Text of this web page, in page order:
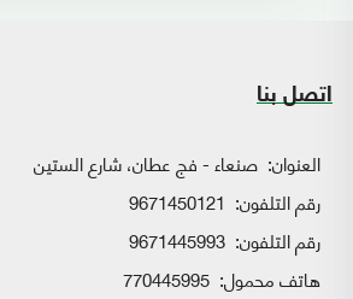
اتصل بنا
العنوان: صنعاء - فج عطان، شارع الستين
رقم التلفون: 9671450121
رقم التلفون: 9671445993
هاتف محمول: 770445995